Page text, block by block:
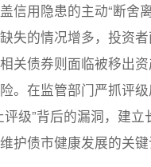
信用隐患的主动“断舍
失的情况增多，投资
关债券则面临被移出
。在监管部门严抓评级
评级”背后的漏洞，建
护债市健康发展的关键